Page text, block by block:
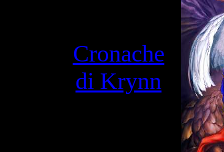
Cronache
di Krynn